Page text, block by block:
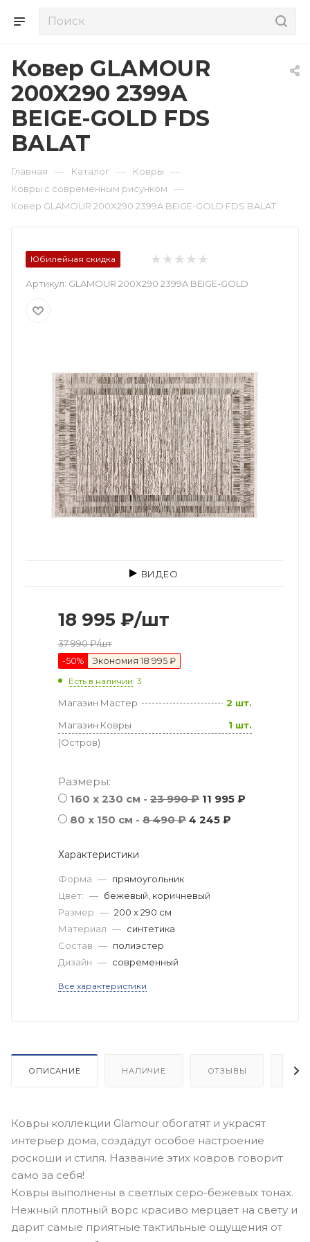
Ковер GLAMOUR
200X290 2399A
BEIGE-GOLD FDS
BALAT
Главная — Каталог — Ковры —
Ковры с современным рисунком —
Ковер GLAMOUR 200X290 2399A BEIGE-GOLD FDS BALAT
Юбилейная скидка
Артикул: GLAMOUR 200X290 2399A BEIGE-GOLD
ВИДЕО
18 995 ₽/шт
37 990₽/шт
-50% Экономия 18 995 ₽
Есть в наличии: 3
Магазин Мастер
2 шт.
Магазин Ковры
(Остров)
1 шт.
Размеры:
160 x 230 см - 23 990 ₽ 11 995 ₽
80 x 150 см - 8 490 ₽ 4 245 ₽
Характеристики
Форма — прямоугольник
Цвет: — бежевый, коричневый
Размер — 200 x 290 см
Материал — синтетика
Состав — полиэстер
Дизайн — современный
Все характеристики
ОПИСАНИЕ НАЛИЧИЕ ОТЗЫВЫ
Ковры коллекции Glamour обогатят и украсят
интерьер дома, создадут особое настроение
роскоши и стиля. Название этих ковров говорит
само за себя!
Ковры выполнены в светлых серо-бежевых тонах.
Нежный плотный ворс красиво мерцает на свету и
дарит самые приятные тактильные ощущения от